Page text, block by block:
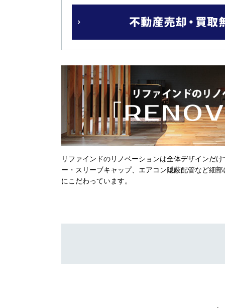
リファインドのリノベーションは全体デザインだ
ー・スリーブキャップ、エアコン隠蔽配管など細
にこだわっています。